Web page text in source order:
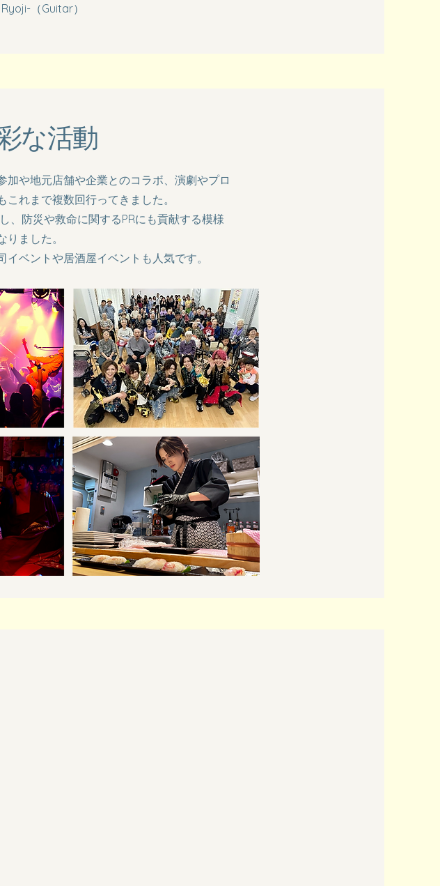
（Guitar）
な活動
や地元店舗や企業とのコラボ、演劇やプロ
れまで複数回行ってきました。
、防災や救命に関するPRにも貢献する模様
ました。
ベントや居酒屋イベントも人気です。